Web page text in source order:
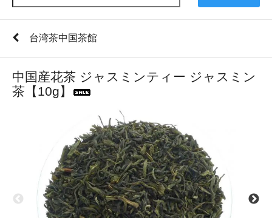
台湾茶中国茶館
中国産花茶 ジャスミンティー ジャスミン
茶【10g】